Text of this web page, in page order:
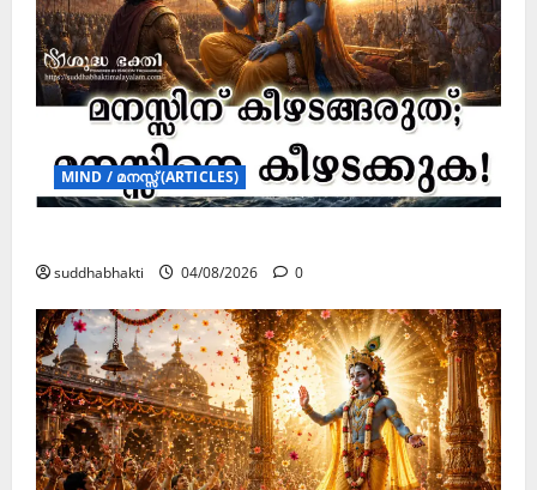
MIND / മനസ്സ് (ARTICLES)
suddhabhakti 04/08/2026 0